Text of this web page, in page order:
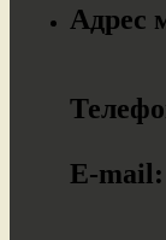
Адрес
E-mail: